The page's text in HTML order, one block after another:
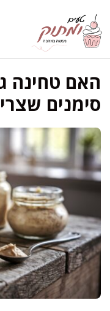
לתוכן
האם טחינה
סימנים